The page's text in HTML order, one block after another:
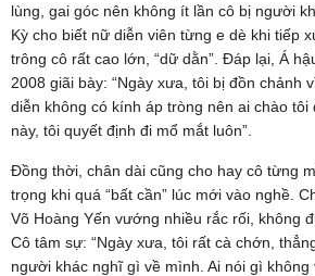
lùng, gai góc nên không ít lần cô bị người
Kỳ cho biết nữ diễn viên từng e dè khi tiếp
trông cô rất cao lớn, “dữ dằn”. Đáp lại, Á
2008 giãi bày: “Ngày xưa, tôi bị đồn chảnh
diễn không có kính áp tròng nên ai chào tôi
này, tôi quyết định đi mổ mắt luôn”.
Đồng thời, chân dài cũng cho hay cô từng
trọng khi quá “bất cần” lúc mới vào nghề.
Võ Hoàng Yến vướng nhiều rắc rối, không
Cô tâm sự: “Ngày xưa, tôi rất cà chớn,
người khác nghĩ gì về mình. Ai nói gì